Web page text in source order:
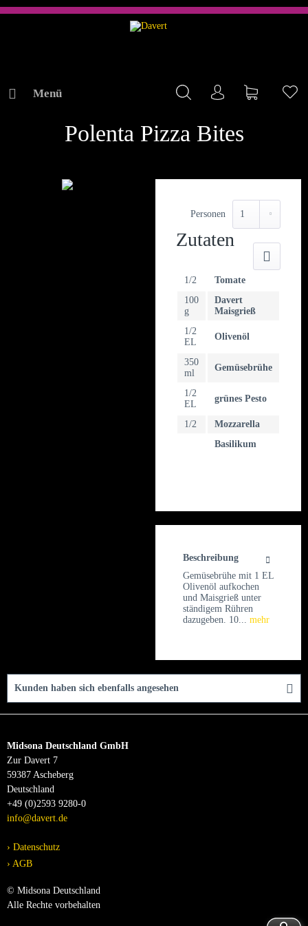
Menü Mein KontoWarenkorb
REZEPTEPolenta Pizza Bites
Personen
Zutaten
1/2
Tomate
100
g
Davert
Maisgrieß
1/2
EL
Olivenöl
350
ml
Gemüsebrühe
1/2
EL
grünes Pesto
1/2
Mozzarella
Basilikum
Beschreibung
Gemüsebrühe mit 1 EL
Olivenöl aufkochen
und Maisgrieß unter
ständigem Rühren
dazugeben. 10... mehr
Kunden haben sich ebenfalls angesehen
Midsona Deutschland GmbH
Zur Davert 7
59387 Ascheberg
Deutschland
+49 (0)2593 9280-0
info@davert.de
Datenschutz
AGB
© Midsona Deutschland
Alle Rechte vorbehalten